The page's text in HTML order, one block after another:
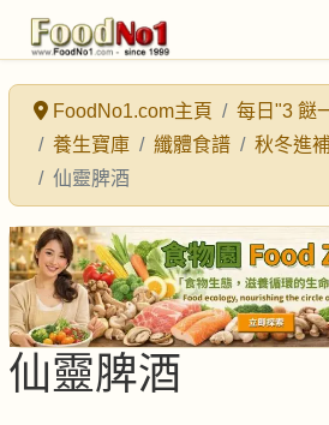
FoodNo1.com主頁 每日"3 餸
養生寶庫
纖體食譜 秋冬進
仙靈脾酒
仙靈脾酒